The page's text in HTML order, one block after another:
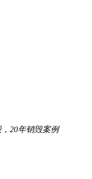
20年销毁案例